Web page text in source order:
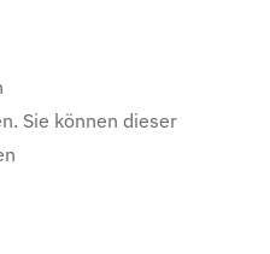
Sie können dieser